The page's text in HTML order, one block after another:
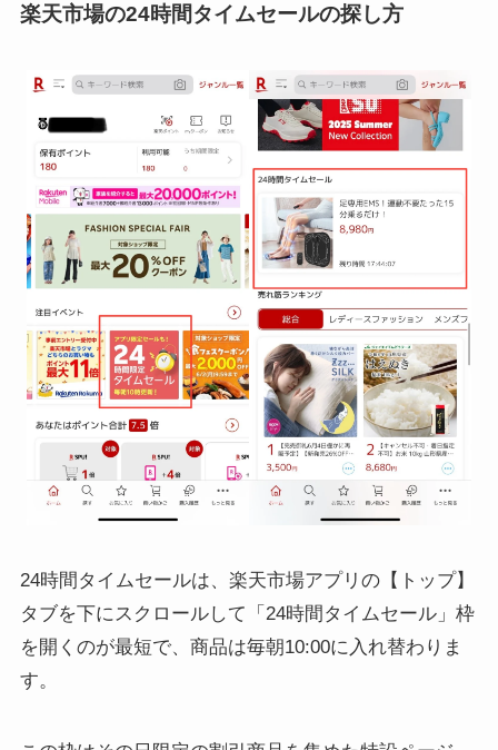
楽天市場の24時間タイムセールの探し方
24時間タイムセールは、楽天市場アプリの【トップ】
タブを下にスクロールして「24時間タイムセール」枠
を開くのが最短で、商品は毎朝10:00に入れ替わりま
す。